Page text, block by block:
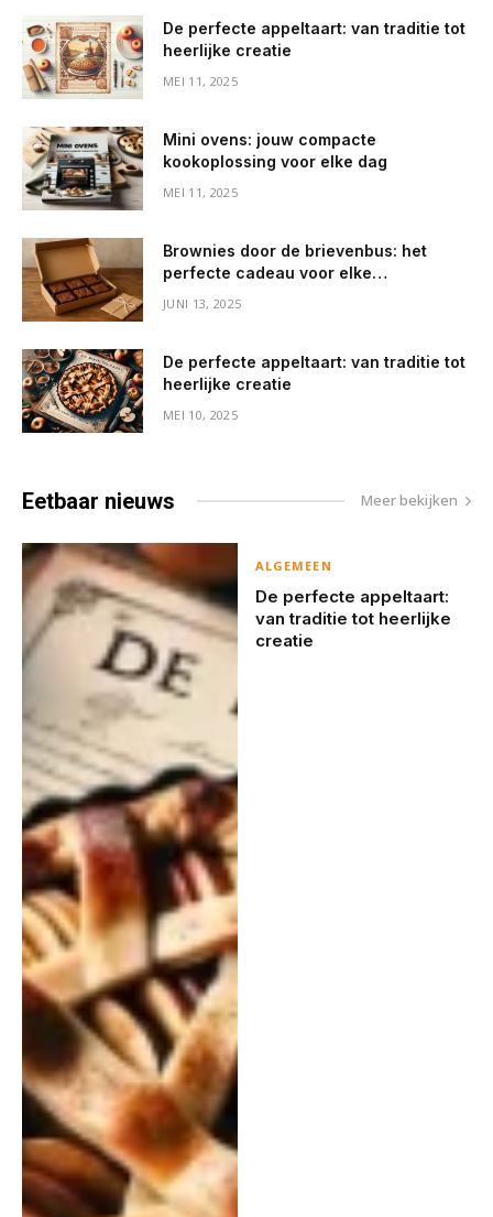
De perfecte appeltaart: van traditie tot
heerlijke creatie
MEI 11, 2025
Mini ovens: jouw compacte
kookoplossing voor elke dag
MEI 11, 2025
Brownies door de brievenbus: het
perfecte cadeau voor elke
JUNI 13, 2025
De perfecte appeltaart: van traditie tot
heerlijke creatie
MEI 10, 2025
Eetbaar nieuws Meer bekijken
ALGEMEEN
De perfecte appeltaart:
van traditie tot heerlijke
creatie